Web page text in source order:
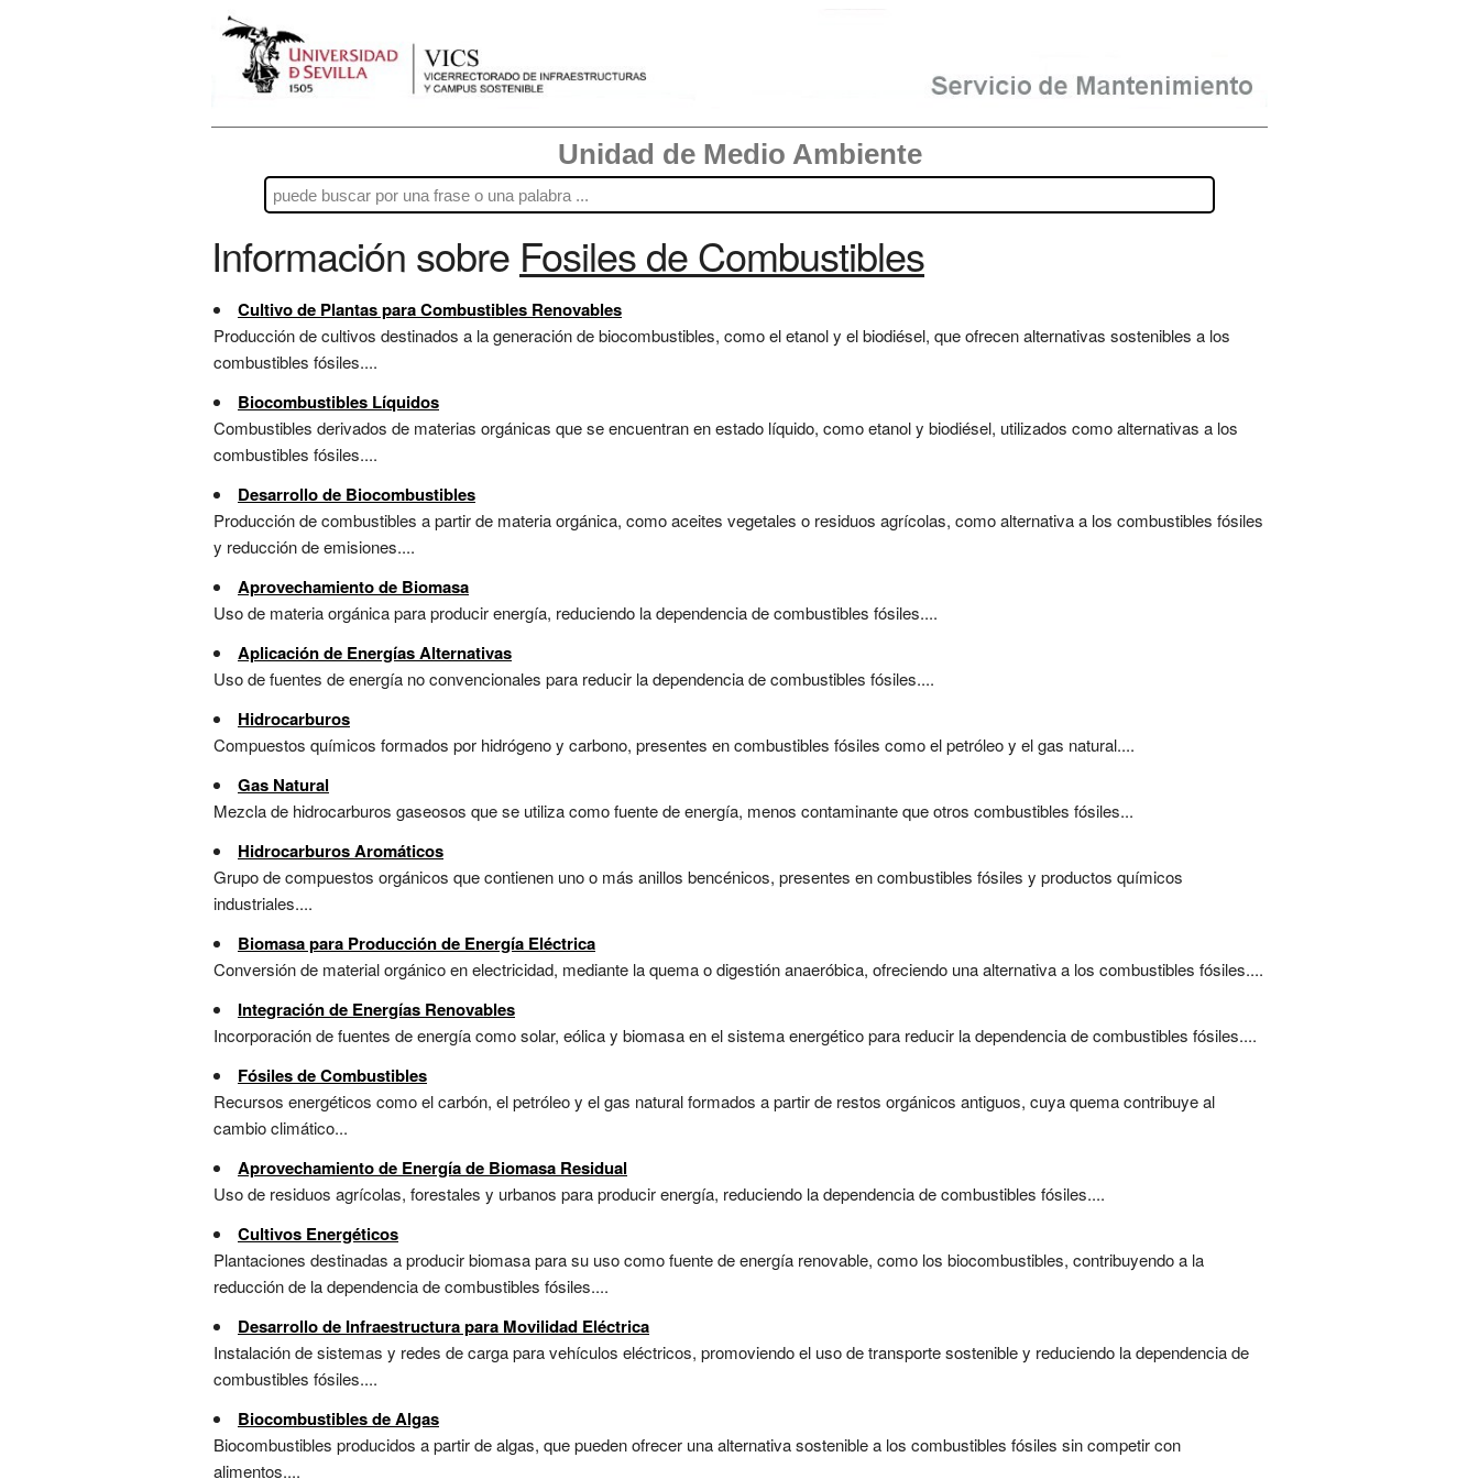
Unidad de Medio Ambiente
Información sobre Fosiles de Combustibles
Cultivo de Plantas para Combustibles Renovables
Producción de cultivos destinados a la generación de biocombustibles, como el etanol y el biodiésel, que ofrecen alternativas sostenibles a los
combustibles fósiles....
Biocombustibles Líquidos
Combustibles derivados de materias orgánicas que se encuentran en estado líquido, como etanol y biodiésel, utilizados como alternativas a los
combustibles fósiles....
Desarrollo de Biocombustibles
Producción de combustibles a partir de materia orgánica, como aceites vegetales o residuos agrícolas, como alternativa a los combustibles fósiles
y reducción de emisiones....
Aprovechamiento de Biomasa
Uso de materia orgánica para producir energía, reduciendo la dependencia de combustibles fósiles....
Aplicación de Energías Alternativas
Uso de fuentes de energía no convencionales para reducir la dependencia de combustibles fósiles....
Hidrocarburos
Compuestos químicos formados por hidrógeno y carbono, presentes en combustibles fósiles como el petróleo y el gas natural....
Gas Natural
Mezcla de hidrocarburos gaseosos que se utiliza como fuente de energía, menos contaminante que otros combustibles fósiles...
Hidrocarburos Aromáticos
Grupo de compuestos orgánicos que contienen uno o más anillos bencénicos, presentes en combustibles fósiles y productos químicos
industriales....
Biomasa para Producción de Energía Eléctrica
Conversión de material orgánico en electricidad, mediante la quema o digestión anaeróbica, ofreciendo una alternativa a los combustibles fósiles....
Integración de Energías Renovables
Incorporación de fuentes de energía como solar, eólica y biomasa en el sistema energético para reducir la dependencia de combustibles fósiles....
Fósiles de Combustibles
Recursos energéticos como el carbón, el petróleo y el gas natural formados a partir de restos orgánicos antiguos, cuya quema contribuye al
cambio climático...
Aprovechamiento de Energía de Biomasa Residual
Uso de residuos agrícolas, forestales y urbanos para producir energía, reduciendo la dependencia de combustibles fósiles....
Cultivos Energéticos
Plantaciones destinadas a producir biomasa para su uso como fuente de energía renovable, como los biocombustibles, contribuyendo a la
reducción de la dependencia de combustibles fósiles....
Desarrollo de Infraestructura para Movilidad Eléctrica
Instalación de sistemas y redes de carga para vehículos eléctricos, promoviendo el uso de transporte sostenible y reduciendo la dependencia de
combustibles fósiles....
Biocombustibles de Algas
Biocombustibles producidos a partir de algas, que pueden ofrecer una alternativa sostenible a los combustibles fósiles sin competir con
alimentos....